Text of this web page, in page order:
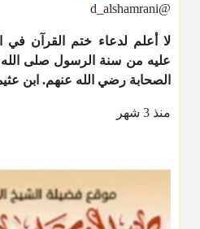
@d_alshamrani
لا أعلم لدعاء ختم القرآن في
عليه من سنة الرسول صلى
الصحابة رضي الله عنهم. ابن
منذ 3 شهر